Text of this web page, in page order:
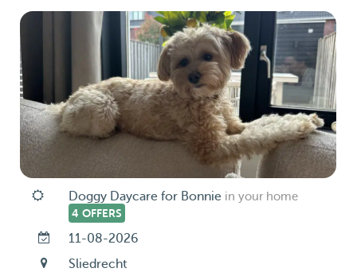
Doggy Daycare for Bonnie in your home
4 OFFERS
11-08-2026
Sliedrecht